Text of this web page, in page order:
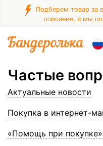
Подберем товар за
описание, а мы
Частые
Актуальные новости
Покупка в интернет-
«Помощь при покупке»